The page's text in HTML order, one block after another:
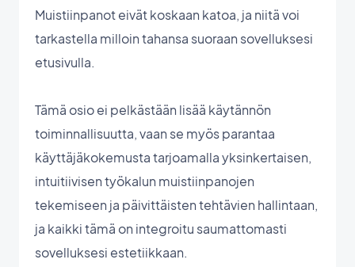
Muistiinpanot eivät koskaan katoa, ja niitä voi
tarkastella milloin tahansa suoraan sovelluksesi
etusivulla.
Tämä osio ei pelkästään lisää käytännön
toiminnallisuutta, vaan se myös parantaa
käyttäjäkokemusta tarjoamalla yksinkertaisen,
intuitiivisen työkalun muistiinpanojen
tekemiseen ja päivittäisten tehtävien hallintaan,
ja kaikki tämä on integroitu saumattomasti
sovelluksesi estetiikkaan.